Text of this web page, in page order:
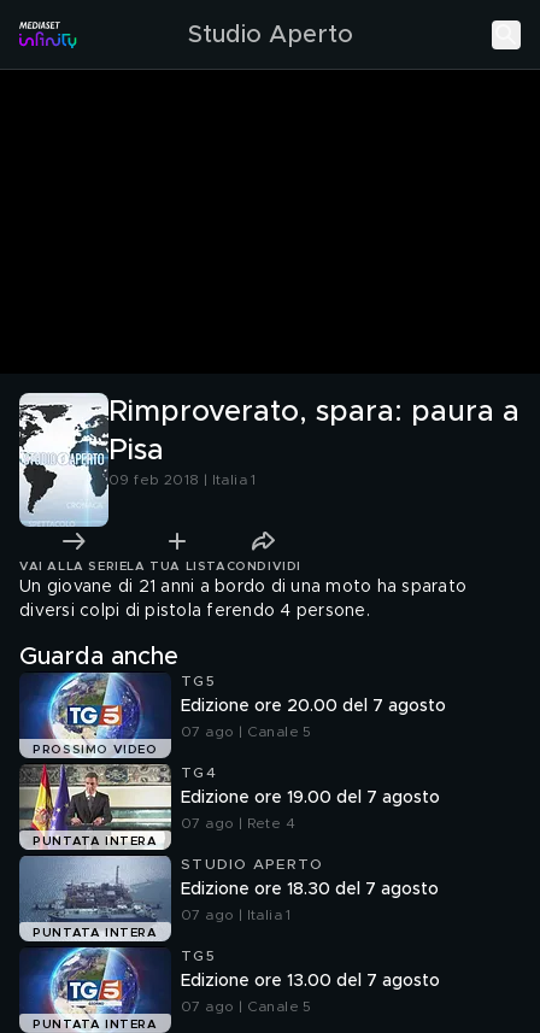
Studio Aperto
Rimproverato, spara: paura a
Pisa
09 feb 2018 | Italia 1
VAI ALLA SERIE LA TUA LISTA CONDIVIDI
Un giovane di 21 anni a bordo di una moto ha sparato
diversi colpi di pistola ferendo 4 persone.
Guarda anche
PROSSIMO VIDEO
TG5
Edizione ore 20.00 del 7 agosto
07 ago | Canale 5
PUNTATA INTERA
TG4
Edizione ore 19.00 del 7 agosto
07 ago | Rete 4
PUNTATA INTERA
STUDIO APERTO
Edizione ore 18.30 del 7 agosto
07 ago | Italia 1
PUNTATA INTERA
TG5
Edizione ore 13.00 del 7 agosto
07 ago | Canale 5